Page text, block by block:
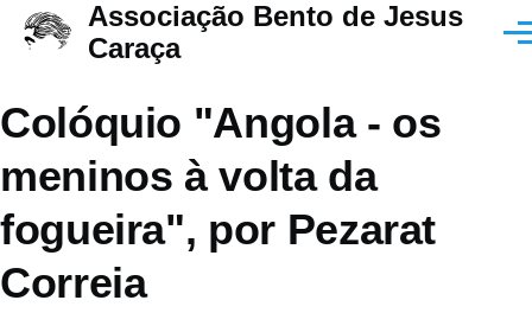
Passar para o conteúdo principal
Associação Bento de Jesus
Caraça
Colóquio "Angola - os
meninos à volta da
fogueira", por Pezarat
Correia